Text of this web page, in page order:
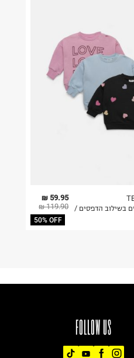
59.95 ₪
119.90 ₪
50% OFF
בשילוב הדפסים /
FOLLOW US